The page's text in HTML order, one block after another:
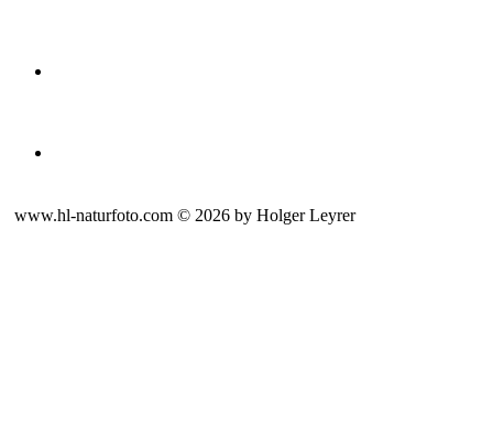
www.hl-naturfoto.com © 2026 by Holger Leyrer